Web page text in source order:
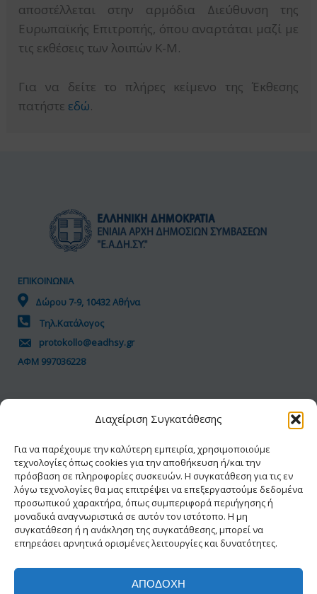
Διαχείριση Συγκατάθεσης
Για να παρέχουμε την καλύτερη εμπειρία, χρησιμοποιούμε
τεχνολογίες όπως cookies για την αποθήκευση ή/και την
πρόσβαση σε πληροφορίες συσκευών. Η συγκατάθεση για τις εν
λόγω τεχνολογίες θα μας επιτρέψει να επεξεργαστούμε δεδομένα
προσωπικού χαρακτήρα, όπως συμπεριφορά περιήγησης ή
μοναδικά αναγνωριστικά σε αυτόν τον ιστότοπο. Η μη
συγκατάθεση ή η ανάκληση της συγκατάθεσης, μπορεί να
επηρεάσει αρνητικά ορισμένες λειτουργίες και δυνατότητες.
ΑΠΟΔΟΧΉ
αποστέλλεται στην αρμόδια Διεύθυνση της
Ευρωπαϊκής Επιτροπής, όπου αναρτάται μαζί με
τις εκθέσεις των λοιπών Κ-Μ.
Για να δείτε το πλήρες κείμενο της Έκθεσης
πατήστε εδώ.
ΕΠΙΚΟΙΝΩΝΙΑ
Δώρου 7-9, 10432 Αθήνα
Τηλ.Κατάλογος
protokollo@eadhsy.gr
ΑΦΜ 997036228
Προσωπικά Δεδομένα
Πολιτική Cookies
Δήλωση Προσβασιμότητας